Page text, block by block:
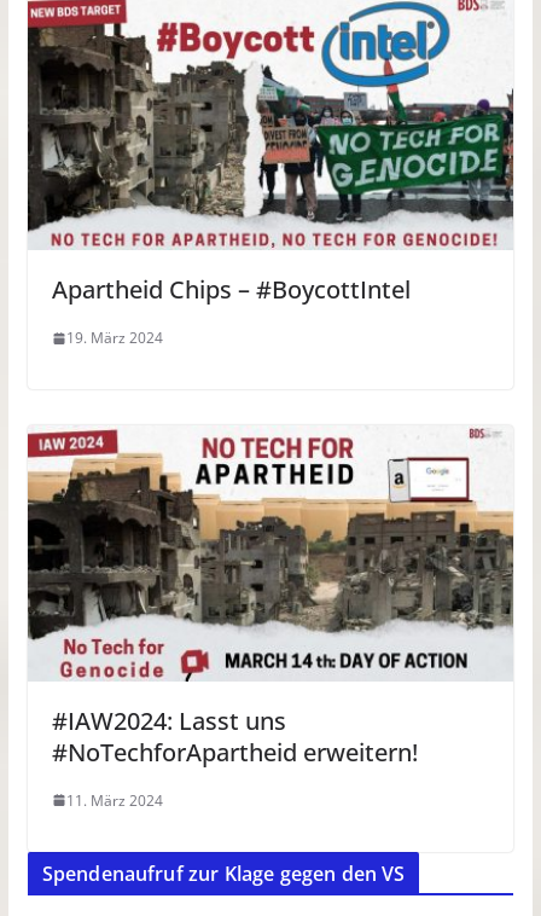
Apartheid Chips – #BoycottIntel
19. März 2024
#IAW2024: Lasst uns
#NoTechforApartheid erweitern!
11. März 2024
Spendenaufruf zur Klage gegen den VS